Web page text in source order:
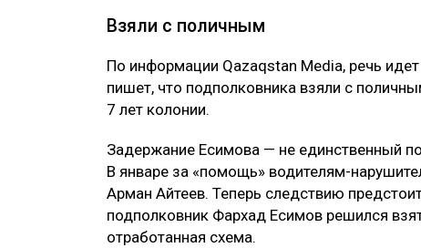
Взяли с поличным
По информации Qazaqstan Media, речь
пишет, что подполковника взяли с
7 лет колонии.
Задержание Есимова — не единственный
В январе за «помощь» водителям-
Арман Айтеев. Теперь следствию
подполковник Фархад Есимов решился
отработанная схема.